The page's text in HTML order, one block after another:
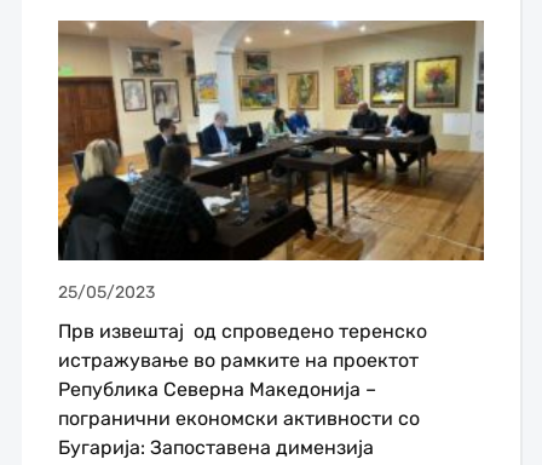
25/05/2023
Прв извештај од спроведено теренско
истражување во рамките на проектот
Република Северна Македонија –
погранични економски активности со
Бугарија: Запоставена димензија